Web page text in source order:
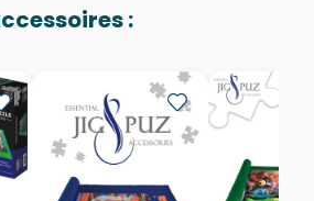
Puzzles fabriqués en France
6944588202248
144 pièces
36 x 28 x 31 cm
: